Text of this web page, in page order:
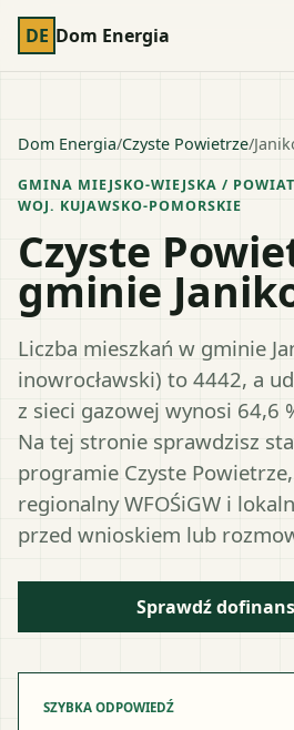
DE Dom Energia
Dom Energia/Czyste Powietrze/
GMINA MIEJSKO-WIEJSKA / POWIAT
WOJ. KUJAWSKO-POMORSKIE
Czyste
gminie
Liczba mieszkań w gminie
inowrocławski) to 4442, a
z sieci gazowej wynosi 64,6
Na tej stronie sprawdzisz
programie Czyste
regionalny WFOŚiGW i
przed wnioskiem lub
Sprawdź
SZYBKA ODPOWIEDŹ